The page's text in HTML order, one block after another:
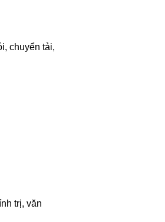
chuyển tải,
trị, văn